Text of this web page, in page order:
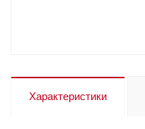
Характеристики